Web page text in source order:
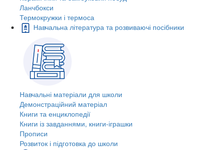
Ланчбокси
Термокружки і термоса
Навчальна література та розвиваючі посібники
Навчальні матеріали для школи
Демонстраційний матеріал
Книги та енциклопедії
Книги із завданнями, книги-іграшки
Прописи
Розвиток і підготовка до школи